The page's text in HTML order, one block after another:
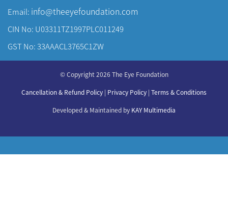
Email: info@theeyefoundation.com
CIN No: U03311TZ1997PLC011249
GST No: 33AAACL3765C1ZW
Our Doctors
Our Specialities
© Copyright 2026 The Eye Foundation
Cancellation & Refund Policy | Privacy Policy | Terms & Conditions
Developed & Maintained by KAY Multimedia